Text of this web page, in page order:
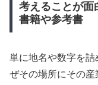
考えることが面
書籍や参考書
単に地名や数字を
ぜその場所にその